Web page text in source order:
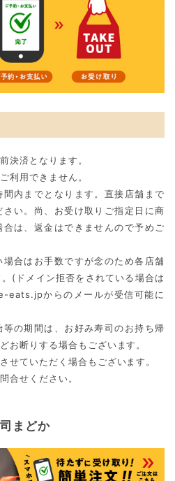
決済となります。
利用できません。
間内までとなります。直接店舗まで
い。尚、お受け取りご指定日に商
は、返金はできませんので予めご
場合はお手数ですが念のため各店舗
(ドメイン拒否をされている場合は
eats.jpからのメールが受信可能に
等の期間は、お好み寿司のお持ち帰
お断りする場合もございます。
せていただく場合もございます。
合せください。
まどか